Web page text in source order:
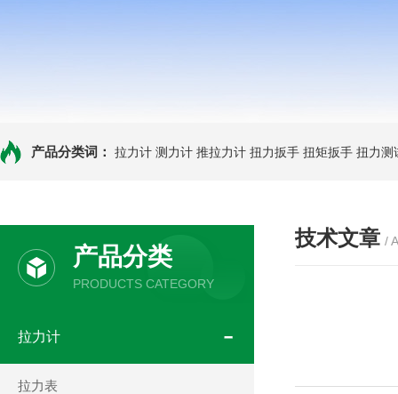
产品分类词： 拉力计 测力计 推拉力计 扭力扳手 扭矩扳手 扭力测
产品分类
PRODUCTS CATEGORY
拉力计
拉力表
技术文章 /